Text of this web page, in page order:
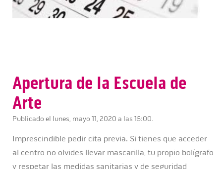
Apertura de la Escuela de
Arte
Publicado el lunes, mayo 11, 2020 a las 15:00.
Imprescindible pedir cita previa. Si tienes que acceder
al centro no olvides llevar mascarilla, tu propio bolígrafo
y respetar las medidas sanitarias y de seguridad